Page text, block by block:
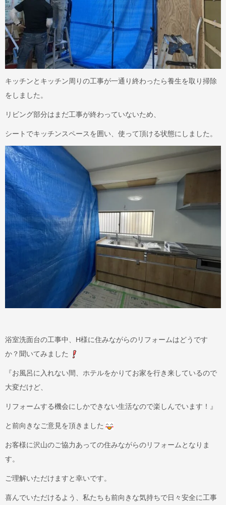
キッチンとキッチン周りの工事が一通り終わったら養生を取り掃除
をしました。
リビング部分はまだ工事が終わっていないため、
シートでキッチンスペースを囲い、使って頂ける状態にしました。
浴室洗面台の工事中、H様に住みながらのリフォームはどうです
か？聞いてみました
『お風呂に入れない間、ホテルをかりてお家を行き来しているので
大変だけど、
リフォームする機会にしかできない生活なので楽しんでいます！』
と前向きなご意見を頂きました
お客様に沢山のご協力あっての住みながらのリフォームとなりま
す。
ご理解いただけますと幸いです。
喜んでいただけるよう、私たちも前向きな気持ちで日々安全に工事